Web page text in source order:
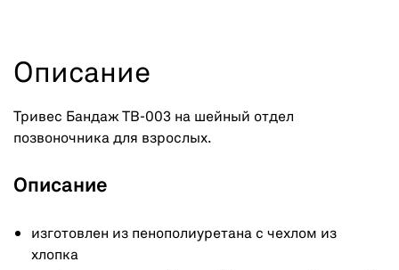
Описание
Тривес Бандаж ТВ-003 на шейный отдел
позвоночника для взрослых.
Описание
изготовлен из пенополиуретана с чехлом из
хлопка